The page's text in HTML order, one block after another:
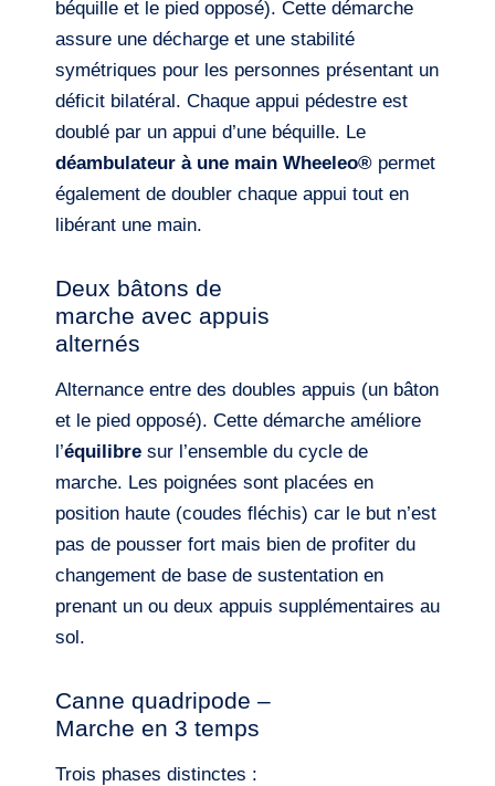
béquille et le pied opposé). Cette démarche
assure une décharge et une stabilité
symétriques pour les personnes présentant un
déficit bilatéral. Chaque appui pédestre est
doublé par un appui d’une béquille. Le
déambulateur à une main Wheeleo® permet
également de doubler chaque appui tout en
libérant une main.
Deux bâtons de
marche avec appuis
alternés
Alternance entre des doubles appuis (un bâton
et le pied opposé). Cette démarche améliore
l’équilibre sur l’ensemble du cycle de
marche. Les poignées sont placées en
position haute (coudes fléchis) car le but n’est
pas de pousser fort mais bien de profiter du
changement de base de sustentation en
prenant un ou deux appuis supplémentaires au
sol.
Canne quadripode –
Marche en 3 temps
Trois phases distinctes :